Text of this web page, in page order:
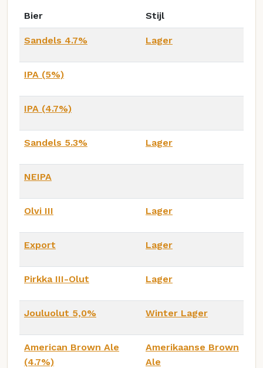
Bier Stijl
Sandels 4.7% Lager
IPA (5%)
IPA (4.7%)
Sandels 5.3% Lager
NEIPA
Olvi III Lager
Export Lager
Pirkka III-Olut Lager
Jouluolut 5,0% Winter Lager
American Brown Ale
(4.7%)
Amerikaanse Brown
Ale